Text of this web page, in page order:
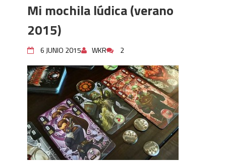
Mi mochila lúdica (verano
2015)
6 JUNIO 2015 WKR 2